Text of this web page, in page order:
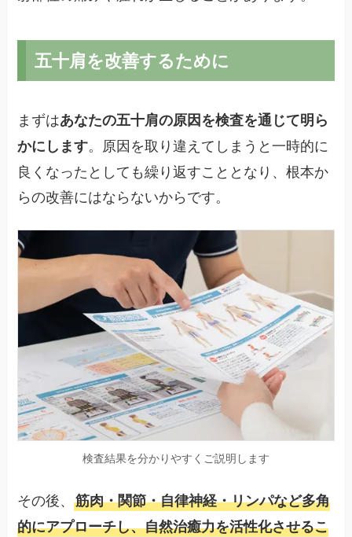
五十肩を改善するために
まずはあなたの五十肩の原因を検査を通じて明ら
かにします。原因を取り違えてしまうと一時的に
良くなったとしても繰り返すこととなり、根本か
らの改善にはならないからです。
検査結果を分かりやすくご説明します
その後、筋肉・関節・自律神経・リンパなど多角
的にアプローチし、自然治癒力を活性化させるこ